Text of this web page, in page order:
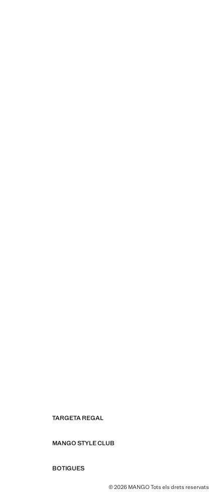
TARGETA REGAL
MANGO STYLE CLUB
BOTIGUES
© 2026 MANGO Tots els drets reservats